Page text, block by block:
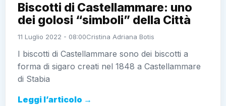
Biscotti di Castellammare: uno
dei golosi “simboli” della Città
11 Luglio 2022 - 08:00Cristina Adriana Botis
I biscotti di Castellammare sono dei biscotti a
forma di sigaro creati nel 1848 a Castellammare
di Stabia
Leggi l’articolo →